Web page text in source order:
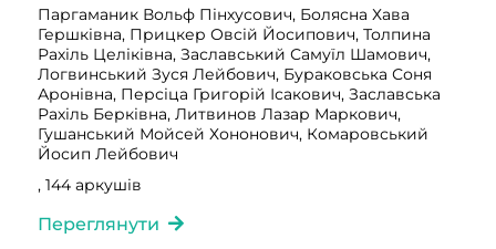
Паргаманик Вольф Пінхусович, Болясна Хава
Гершківна, Прицкер Овсій Йосипович, Толпина
Рахіль Целіківна, Заславський Самуїл Шамович,
Логвинський Зуся Лейбович, Бураковська Соня
Аронівна, Персіца Григорій Ісакович, Заславська
Рахіль Берківна, Литвинов Лазар Маркович,
Гушанський Мойсей Хононович, Комаровський
Йосип Лейбович
, 144 аркушів
Переглянути